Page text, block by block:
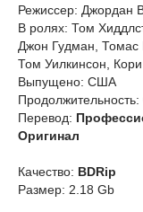
Режиссер: Джордан
В ролях: Том
Джон Гудман,
Том Уилкинсон,
Выпущено: США
Перевод:
Оригинал
Качество: BDRip
Размер: 2.18 Gb